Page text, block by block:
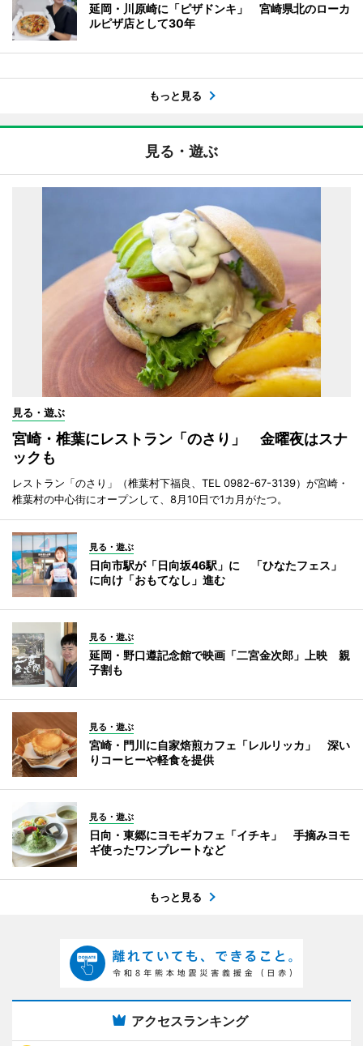
延岡・川原崎に「ピザドンキ」 宮崎県北のローカ
ルピザ店として30年
もっと見る
見る・遊ぶ
見る・遊ぶ
宮崎・椎葉にレストラン「のさり」 金曜夜はスナ
ックも
レストラン「のさり」（椎葉村下福良、TEL 0982-67-3139）が宮崎・
椎葉村の中心街にオープンして、8月10日で1カ月がたつ。
見る・遊ぶ
日向市駅が「日向坂46駅」に 「ひなたフェス」
に向け「おもてなし」進む
見る・遊ぶ
延岡・野口遵記念館で映画「二宮金次郎」上映 親
子割も
見る・遊ぶ
宮崎・門川に自家焙煎カフェ「レルリッカ」 深い
りコーヒーや軽食を提供
見る・遊ぶ
日向・東郷にヨモギカフェ「イチキ」 手摘みヨモ
ギ使ったワンプレートなど
もっと見る
アクセスランキング